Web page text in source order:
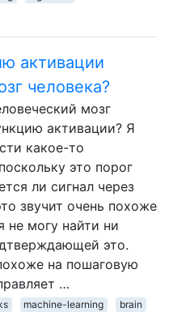
активации
человека?
мозг
активации? Я
какое-то
это порог
ли сигнал через
звучит очень похоже
не могу найти ни
это.
на пошаговую
…
machine-learning brain